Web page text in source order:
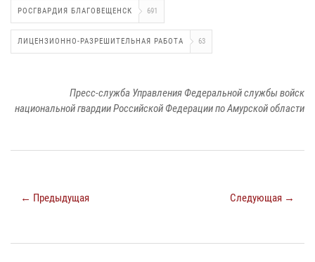
РОСГВАРДИЯ БЛАГОВЕЩЕНСК 691
ЛИЦЕНЗИОННО-РАЗРЕШИТЕЛЬНАЯ РАБОТА 63
Пресс-служба Управления Федеральной службы войск
национальной гвардии Российской Федерации по Амурской области
← Предыдущая Следующая →